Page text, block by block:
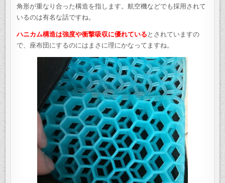
角形が重なり合った構造を指します。航空機などでも採用されて
いるのは有名な話ですね。
ハニカム構造は強度や衝撃吸収に優れている とされていますの
で、座布団にするのにはまさに理にかなってますね。